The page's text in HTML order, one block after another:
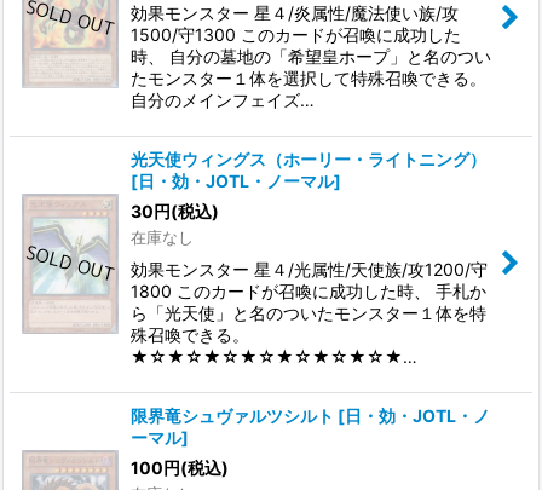
効果モンスター 星４/炎属性/魔法使い族/攻
1500/守1300 このカードが召喚に成功した
時、 自分の墓地の「希望皇ホープ」と名のつい
たモンスター１体を選択して特殊召喚できる。
自分のメインフェイズ…
光天使ウィングス（ホーリー・ライトニング）
[日・効・JOTL・ノーマル]
30円(税込)
在庫なし
効果モンスター 星４/光属性/天使族/攻1200/守
1800 このカードが召喚に成功した時、 手札か
ら「光天使」と名のついたモンスター１体を特
殊召喚できる。
★☆★☆★☆★☆★☆★☆★☆★…
限界竜シュヴァルツシルト [日・効・JOTL・ノ
ーマル]
100円(税込)